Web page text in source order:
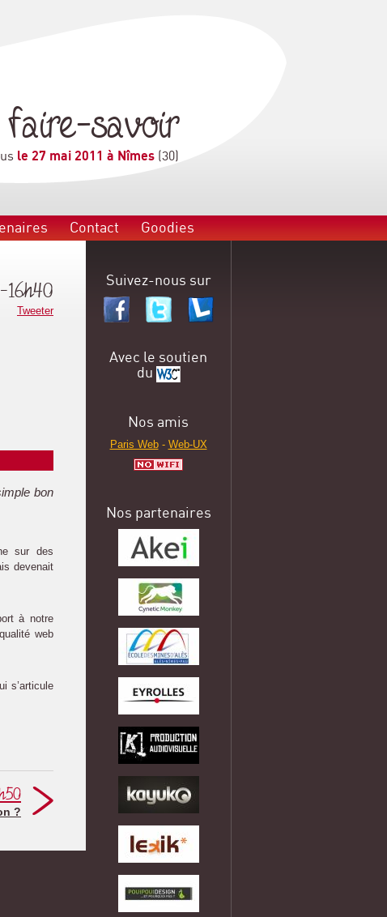
savoir
le 27 mai 2011 à Nîmes (30)
Contact Goodies
16h40
Tweeter
bon
sur des
devenait
à notre
web
s’articule
?
Suivez-nous sur
Avec le soutien
du
Nos amis
Paris Web - Web-UX
Nos partenaires